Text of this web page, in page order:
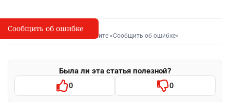
I
Сообщить об опечатке
Выделите фрагмент и нажмите «Сообщить об ошибке»
Была ли эта статья полезной?
0 0
Сообщить об ошибке